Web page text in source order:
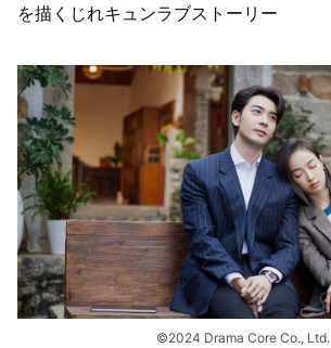
を描くじれキュンラブストーリー
©2024 Drama Core Co., Ltd.